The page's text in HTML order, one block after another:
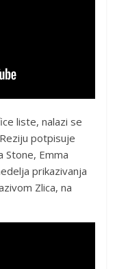
liste, nalazi se
potpisuje
Stone, Emma
prikazivanja
Zlica, na